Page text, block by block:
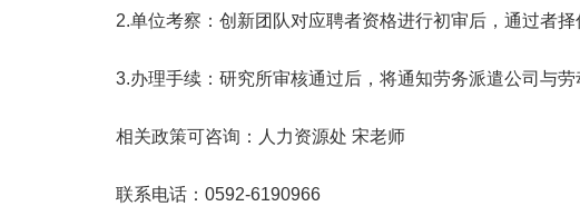
2.单位考察：创新团队对应聘者资格进行初审后，通过者择
3.办理手续：研究所审核通过后，将通知劳务派遣公司与劳
相关政策可咨询：人力资源处 宋老师
联系电话：0592-6190966